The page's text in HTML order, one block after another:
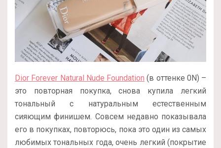
Dior Forever Natural Nude Foundation (в оттенке 0N) –
это повторная покупка, снова купила легкий
тональный с натуральным естественным
сияющим финишем. Совсем недавно показывала
его в покупках, повторюсь, пока это один из самых
любимых тональных года, очень легкий (покрытие